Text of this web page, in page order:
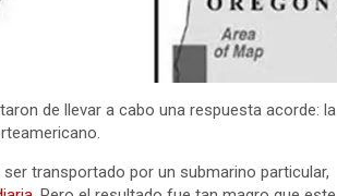
de llevar a cabo una respuesta acorde: la
ser transportado por un submarino particular,